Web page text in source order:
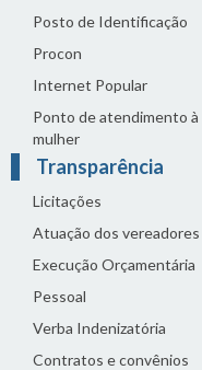
Posto de Identificação
Procon
Internet Popular
Ponto de atendimento à
mulher
Transparência
Licitações
Atuação dos vereadores
Execução Orçamentária
Pessoal
Verba Indenizatória
Contratos e convênios